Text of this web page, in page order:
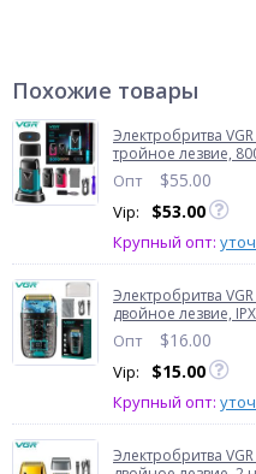
Похожие товары
Электробритва
тройное лезвие,
Опт $55.00
Vip: $53.00
Крупный опт:
Электробритва
двойное лезвие,
Опт $16.00
Vip: $15.00
Крупный опт:
Электробритва